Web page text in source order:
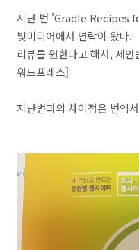
지난 번 'Gradle Recipes
빛미디어에서 연락이 왔다.
리뷰를 원한다고 해서, 제
워드프레스]
지난번과의 차이점은 번역